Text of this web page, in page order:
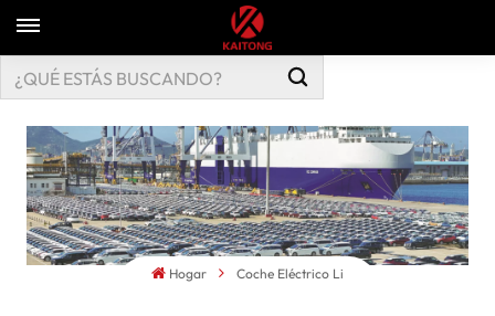
Hogar Coche Eléctrico Li